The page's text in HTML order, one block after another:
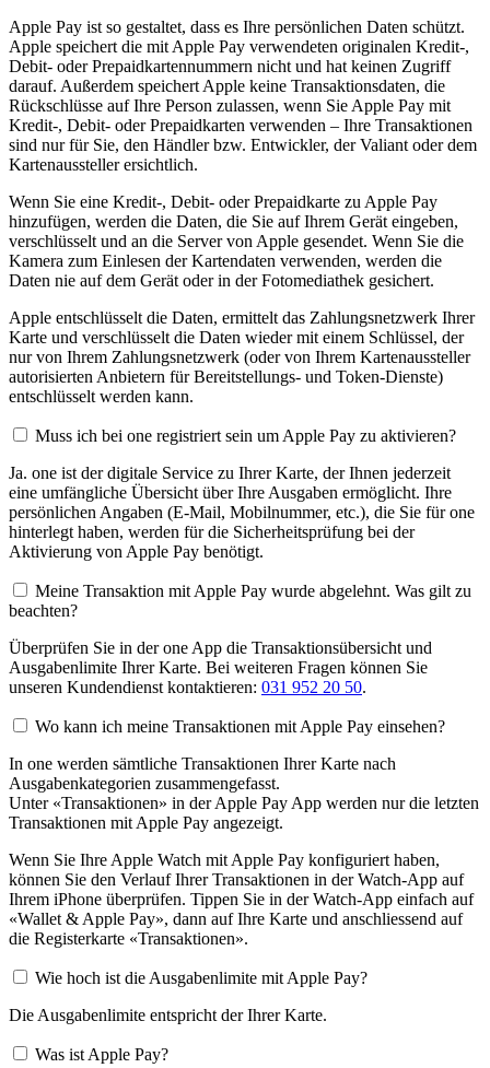
Apple Pay ist so gestaltet, dass es Ihre persönlichen Daten schützt.
Apple speichert die mit Apple Pay verwendeten originalen Kredit-,
Debit- oder Prepaidkartennummern nicht und hat keinen Zugriff
darauf. Außerdem speichert Apple keine Transaktionsdaten, die
Rückschlüsse auf Ihre Person zulassen, wenn Sie Apple Pay mit
Kredit-, Debit- oder Prepaidkarten verwenden – Ihre Transaktionen
sind nur für Sie, den Händler bzw. Entwickler, der Valiant oder dem
Kartenaussteller ersichtlich.
Wenn Sie eine Kredit-, Debit- oder Prepaidkarte zu Apple Pay
hinzufügen, werden die Daten, die Sie auf Ihrem Gerät eingeben,
verschlüsselt und an die Server von Apple gesendet. Wenn Sie die
Kamera zum Einlesen der Kartendaten verwenden, werden die
Daten nie auf dem Gerät oder in der Fotomediathek gesichert.
Apple entschlüsselt die Daten, ermittelt das Zahlungsnetzwerk Ihrer
Karte und verschlüsselt die Daten wieder mit einem Schlüssel, der
nur von Ihrem Zahlungsnetzwerk (oder von Ihrem Kartenaussteller
autorisierten Anbietern für Bereitstellungs- und Token-Dienste)
entschlüsselt werden kann.
Muss ich bei one registriert sein um Apple Pay zu aktivieren?
Ja. one ist der digitale Service zu Ihrer Karte, der Ihnen jederzeit
eine umfängliche Übersicht über Ihre Ausgaben ermöglicht. Ihre
persönlichen Angaben (E-Mail, Mobilnummer, etc.), die Sie für one
hinterlegt haben, werden für die Sicherheitsprüfung bei der
Aktivierung von Apple Pay benötigt.
Meine Transaktion mit Apple Pay wurde abgelehnt. Was gilt zu
beachten?
Überprüfen Sie in der one App die Transaktionsübersicht und
Ausgabenlimite Ihrer Karte. Bei weiteren Fragen können Sie
unseren Kundendienst kontaktieren: 031 952 20 50.
Wo kann ich meine Transaktionen mit Apple Pay einsehen?
In one werden sämtliche Transaktionen Ihrer Karte nach
Ausgabenkategorien zusammengefasst.
Unter «Transaktionen» in der Apple Pay App werden nur die letzten
Transaktionen mit Apple Pay angezeigt.
Wenn Sie Ihre Apple Watch mit Apple Pay konfiguriert haben,
können Sie den Verlauf Ihrer Transaktionen in der Watch-App auf
Ihrem iPhone überprüfen. Tippen Sie in der Watch-App einfach auf
«Wallet & Apple Pay», dann auf Ihre Karte und anschliessend auf
die Registerkarte «Transaktionen».
Wie hoch ist die Ausgabenlimite mit Apple Pay?
Die Ausgabenlimite entspricht der Ihrer Karte.
Was ist Apple Pay?